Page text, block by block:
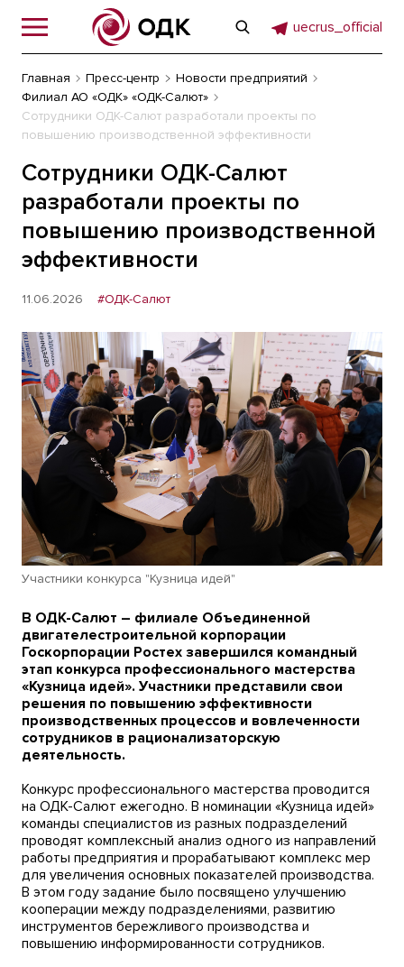
uecrus_official
Главная Пресс-центр
Новости предприятий
Филиал АО «ОДК» «ОДК-Салют»
Сотрудники ОДК-Cалют разработали проекты по
повышению производственной эффективности
Сотрудники ОДК-Cалют
разработали проекты по
повышению производственной
эффективности
11.06.2026 #ОДК-Салют
Участники конкурса "Кузница идей"
В ОДК-Салют – филиале Объединенной
двигателестроительной корпорации
Госкорпорации Ростех завершился командный
этап конкурса профессионального мастерства
«Кузница идей». Участники представили свои
решения по повышению эффективности
производственных процессов и вовлеченности
сотрудников в рационализаторскую
деятельность.
Конкурс профессионального мастерства проводится
на ОДК-Салют ежегодно. В номинации «Кузница идей»
команды специалистов из разных подразделений
проводят комплексный анализ одного из направлений
работы предприятия и прорабатывают комплекс мер
для увеличения основных показателей производства.
В этом году задание было посвящено улучшению
кооперации между подразделениями, развитию
инструментов бережливого производства и
повышению информированности сотрудников.